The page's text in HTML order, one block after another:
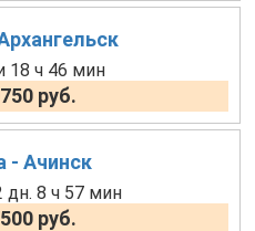
18 ч 46 мин
руб.
- Ачинск
дн. 8 ч 57 мин
руб.